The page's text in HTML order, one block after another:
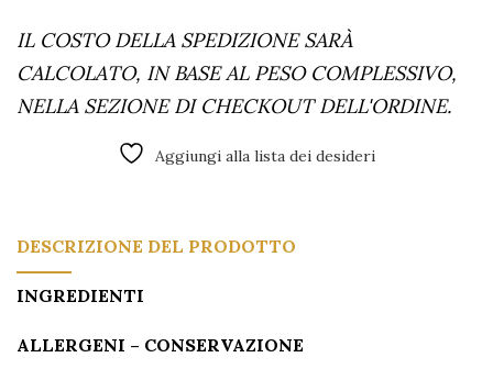
IL COSTO DELLA SPEDIZIONE SARÀ
CALCOLATO, IN BASE AL PESO COMPLESSIVO,
NELLA SEZIONE DI CHECKOUT DELL'ORDINE.
Aggiungi alla lista dei desideri
DESCRIZIONE DEL PRODOTTO
INGREDIENTI
ALLERGENI – CONSERVAZIONE